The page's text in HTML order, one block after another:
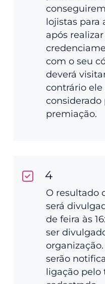
lojistas para
após
com o seu
deverá
contrário ele
considerado
premiação.
4
O resultado
será
de feira às
ser
serão
ligação pelo